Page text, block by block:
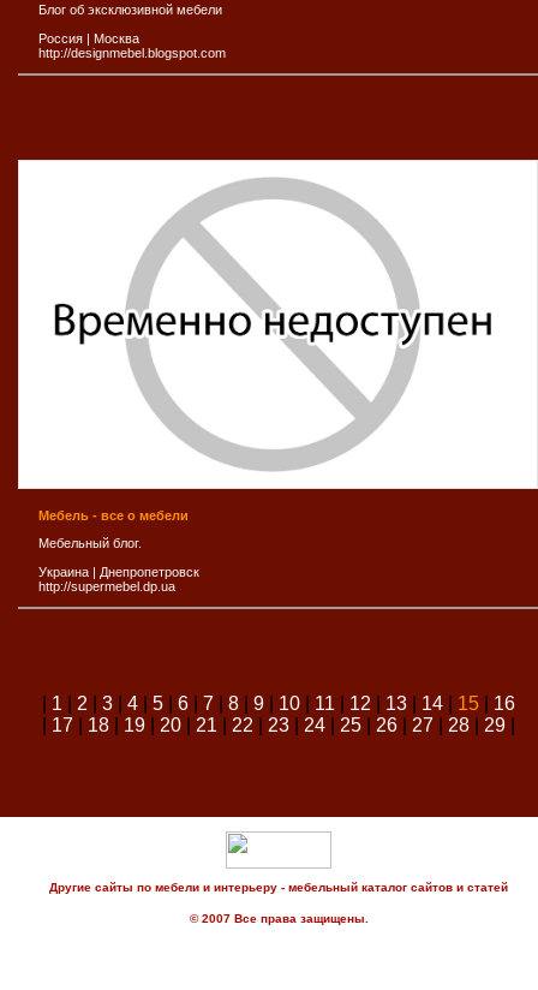
Блог об эксклюзивной мебели
Россия | Москва
http://designmebel.blogspot.com
Мебель - все о мебели
Мебельный блог.
Украина | Днепропетровск
http://supermebel.dp.ua
1 2 3| 4| 5| 6| 7| 8| 9| 10| 11 12 13| 14| 15| 16
17| 18| 19| 20| 21 22 23| 24| 25| 26| 27| 28| 29|
Другие сайты по мебели и интерьеру - мебельный каталог сайтов и статей
© 2007 Все права защищены.